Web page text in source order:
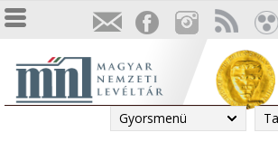
Gyorsmenü